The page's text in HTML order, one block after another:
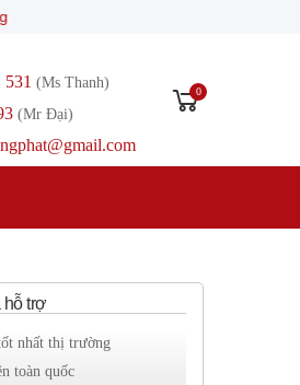
(Ms Thanh)
(Mr Đại)
0
hỗ trợ
nhất thị trường
toàn quốc